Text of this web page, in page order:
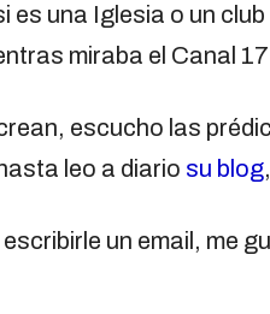
es una Iglesia o un
miraba el Canal
escucho las
leo a diario su blog
un email, me